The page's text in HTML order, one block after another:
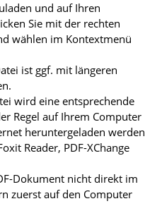
und auf Ihren
Sie mit der rechten
wählen im Kontextmenü
ist ggf. mit längeren
wird eine entsprechende
Regel auf Ihrem Computer
heruntergeladen werden
Reader, PDF-XChange
Dokument nicht direkt im
zuerst auf den Computer